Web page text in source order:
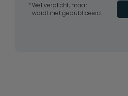
Wel verplicht, maar
wordt niet gepubliceerd.